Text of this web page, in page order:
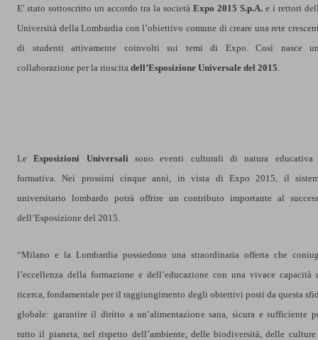
E' stato sottoscritto un accordo tra la società Expo 2015 S.p.A. e i rettori
Università della Lombardia con l’obiettivo comune di creare una rete
di studenti attivamente coinvolti sui temi di Expo. Così nasce
collaborazione per la riuscita dell’Esposizione Universale del 2015
LeEsposizioni Universalisono eventi culturali di natura educativa
formativa. Nei prossimi cinque anni, in vista di Expo 2015, il
universitario lombardo potrà offrire un contributo importante al
dell’Esposizione del 2015.
“Milano e la Lombardia possiedono una straordinaria offerta che
l’eccellenza della formazione e dell’educazione con una vivace capacità
ricerca, fondamentale per il raggiungimento degli obiettivi posti da questa
globale: garantire il diritto a un’alimentazione sana, sicura e sufficiente
tutto il pianeta, nel rispetto dell’ambiente, delle biodiversità, delle culture